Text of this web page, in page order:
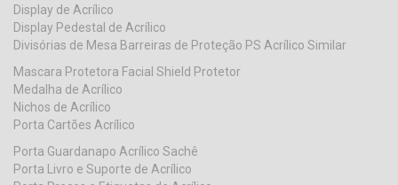
Display de Acrílico
Display Pedestal de Acrílico
Divisórias de Mesa Barreiras de Proteção PS Acrílico Similar
Mascara Protetora Facial Shield Protetor
Medalha de Acrílico
Nichos de Acrílico
Porta Cartões Acrílico
Porta Guardanapo Acrílico Sachê
Porta Livro e Suporte de Acrílico